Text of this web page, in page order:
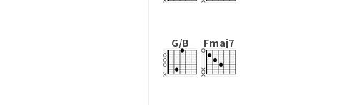
G/B Fmaj7